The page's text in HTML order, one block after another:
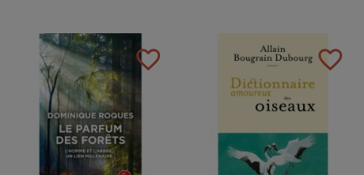
favorite_border favorite_border